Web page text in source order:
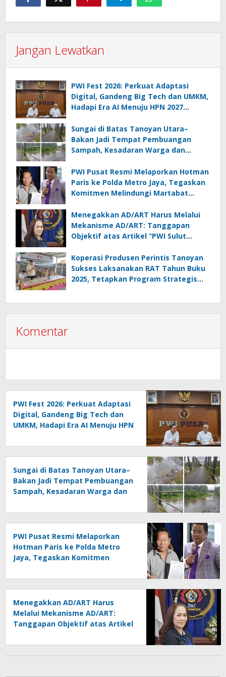
Jangan Lewatkan
PWI Fest 2026: Perkuat Adaptasi
Digital, Gandeng Big Tech dan UMKM,
Hadapi Era AI Menuju HPN 2027
Sungai di Batas Tanoyan Utara–
Bakan Jadi Tempat Pembuangan
Sampah, Kesadaran Warga dan
PWI Pusat Resmi Melaporkan Hotman
Paris ke Polda Metro Jaya, Tegaskan
Komitmen Melindungi Martabat
Menegakkan AD/ART Harus Melalui
Mekanisme AD/ART: Tanggapan
Objektif atas Artikel “PWI Sulut
Melanggar Aturan”
Koperasi Produsen Perintis Tanoyan
Sukses Laksanakan RAT Tahun Buku
2025, Tetapkan Program Strategis
Komentar
PWI Fest 2026: Perkuat Adaptasi
Digital, Gandeng Big Tech dan
UMKM, Hadapi Era AI Menuju HPN
Sungai di Batas Tanoyan Utara–
Bakan Jadi Tempat Pembuangan
Sampah, Kesadaran Warga dan
Dipertanyakan
PWI Pusat Resmi Melaporkan
Hotman Paris ke Polda Metro
Jaya, Tegaskan Komitmen
Menegakkan AD/ART Harus
Melalui Mekanisme AD/ART:
Tanggapan Objektif atas Artikel
Konspirasi Melanggar Aturan”